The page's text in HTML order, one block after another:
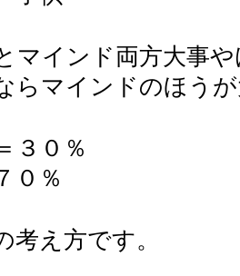
マインド両方大事
らマインドのほう
３０％
０％
考え方です。